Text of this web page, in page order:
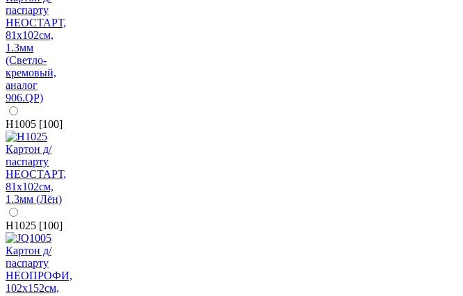
H1005 [100]
H1025 [100]